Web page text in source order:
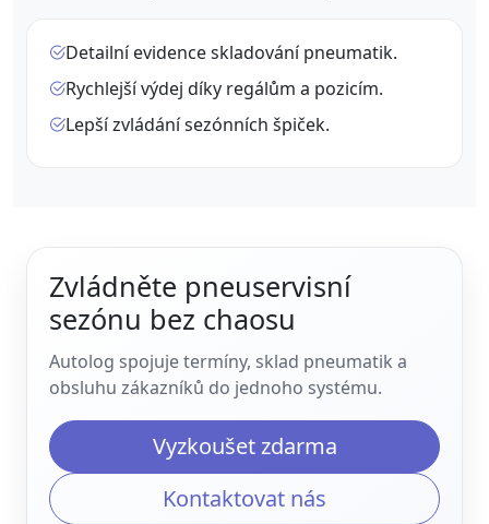
Detailní evidence skladování pneumatik.
Rychlejší výdej díky regálům a pozicím.
Lepší zvládání sezónních špiček.
Zvládněte pneuservisní
sezónu bez chaosu
Autolog spojuje termíny, sklad pneumatik a
obsluhu zákazníků do jednoho systému.
Vyzkoušet zdarma
Kontaktovat nás